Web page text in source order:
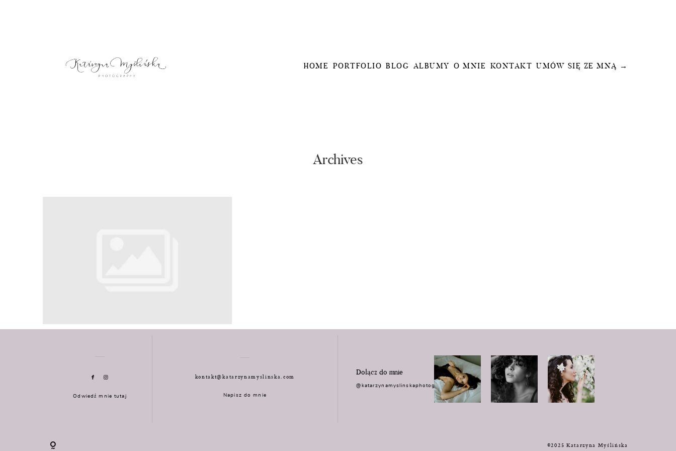
HOME PORTFOLIO BLOG ALBUMY O MNIE KONTAKT UMÓW SIĘ ZE MNĄ →
Archives
Odwiedź mnie tutaj
kontakt@katarzynamyslinska.com
Napisz do mnie
Dołącz do mnie
@katarzynamyslinskaphotography
©2025 Katarzyna Myślińska